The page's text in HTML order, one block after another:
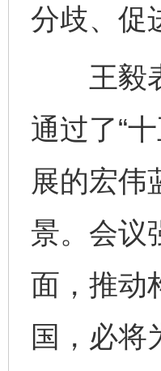
分歧、促
王毅表
通过了“
展的宏伟
景。会议
面，推动
国，必将